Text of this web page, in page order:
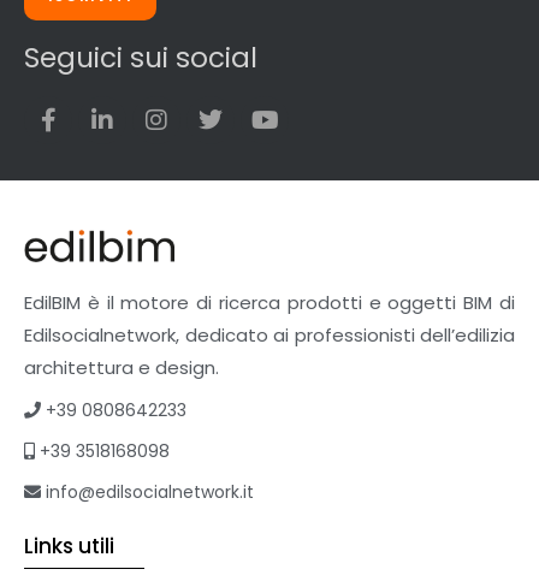
Seguici sui social
EdilBIM è il motore di ricerca prodotti e oggetti BIM di
Edilsocialnetwork, dedicato ai professionisti dell’edilizia
architettura e design.
+39 0808642233
+39 3518168098
info@edilsocialnetwork.it
Links utili